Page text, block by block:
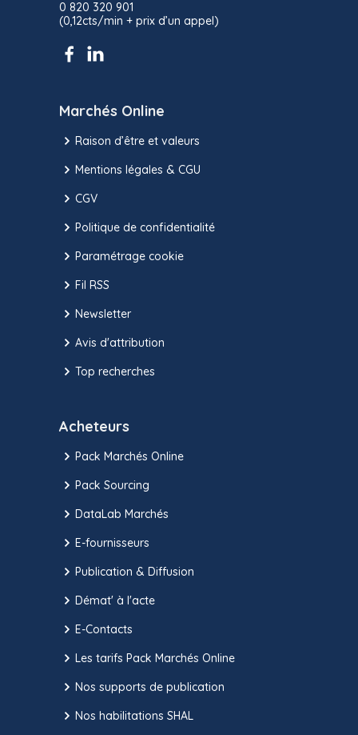
0 820 320 901
(0,12cts/min + prix d’un appel)
Marchés Online
Raison d’être et valeurs
Mentions légales & CGU
CGV
Politique de confidentialité
Paramétrage cookie
Fil RSS
Newsletter
Avis d'attribution
Top recherches
Acheteurs
Pack Marchés Online
Pack Sourcing
DataLab Marchés
E-fournisseurs
Publication & Diffusion
Démat' à l'acte
E-Contacts
Les tarifs Pack Marchés Online
Nos supports de publication
Nos habilitations SHAL